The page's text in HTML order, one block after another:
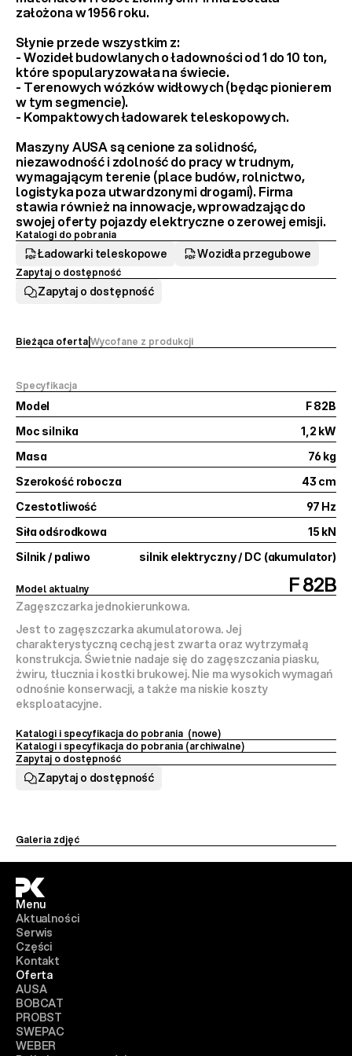
założona w 1956 roku.
Słynie przede wszystkim z:
- Wozideł budowlanych o ładowności od 1 do 10 ton,
które spopularyzowała na świecie.
- Terenowych wózków widłowych (będąc pionierem
w tym segmencie).
- Kompaktowych ładowarek teleskopowych.
Maszyny AUSA są cenione za solidność,
niezawodność i zdolność do pracy w trudnym,
wymagającym terenie (place budów, rolnictwo,
logistyka poza utwardzonymi drogami). Firma
stawia również na innowacje, wprowadzając do
swojej oferty pojazdy elektryczne o zerowej emisji.
Katalogi do pobrania
Ładowarki teleskopowe Wozidła przegubowe
Zapytaj o dostępność
Zapytaj o dostępność
Bieżąca ofertaWycofane z produkcji
Model
F 82B
Moc silnika
1,2 kW
Masa
76 kg
Szerokość robocza
43 cm
Czestotliwość
97 Hz
Siła odśrodkowa
15 kN
Silnik / paliwo
silnik elektryczny / DC (akumulator)
Specyfikacja
F 82B
Model aktualny
Zagęszczarka jednokierunkowa.
Jest to zagęszczarka akumulatorowa. Jej
charakterystyczną cechą jest zwarta oraz wytrzymałą
konstrukcja. Świetnie nadaje się do zagęszczania piasku,
żwiru, tłucznia i kostki brukowej. Nie ma wysokich wymagań
odnośnie konserwacji, a także ma niskie koszty
eksploatacyjne.
Katalogi i specyfikacja do pobrania  (nowe)
Katalogi i specyfikacja do pobrania (archiwalne)
Zapytaj o dostępność
Zapytaj o dostępność
Galeria zdjęć
Menu
Aktualności
Serwis
Części
Kontakt
Oferta
AUSA
BOBCAT
PROBST
SWEPAC
WEBER